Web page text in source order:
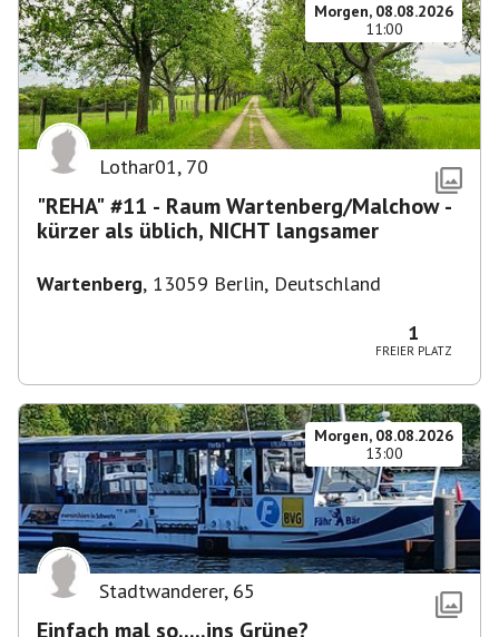
Morgen, 08.08.2026
11:00
Lothar01, 70
"REHA" #11 - Raum Wartenberg/Malchow -
kürzer als üblich, NICHT langsamer
Wartenberg, 13059 Berlin, Deutschland
1
FREIER PLATZ
Morgen, 08.08.2026
13:00
Stadtwanderer, 65
Einfach mal so.....ins Grüne?